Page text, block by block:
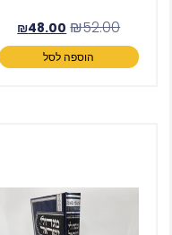
₪52.00
₪48.00
הוספה לסל